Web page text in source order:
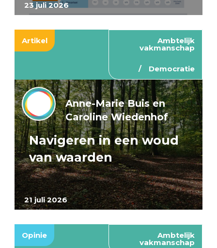
23 juli 2026
Artikel Ambtelijk
vakmanschap
Democratie
21 juli 2026
Anne-Marie Buis en
Caroline Wiedenhof
Navigeren in een woud
van waarden
Opinie Ambtelijk
vakmanschap